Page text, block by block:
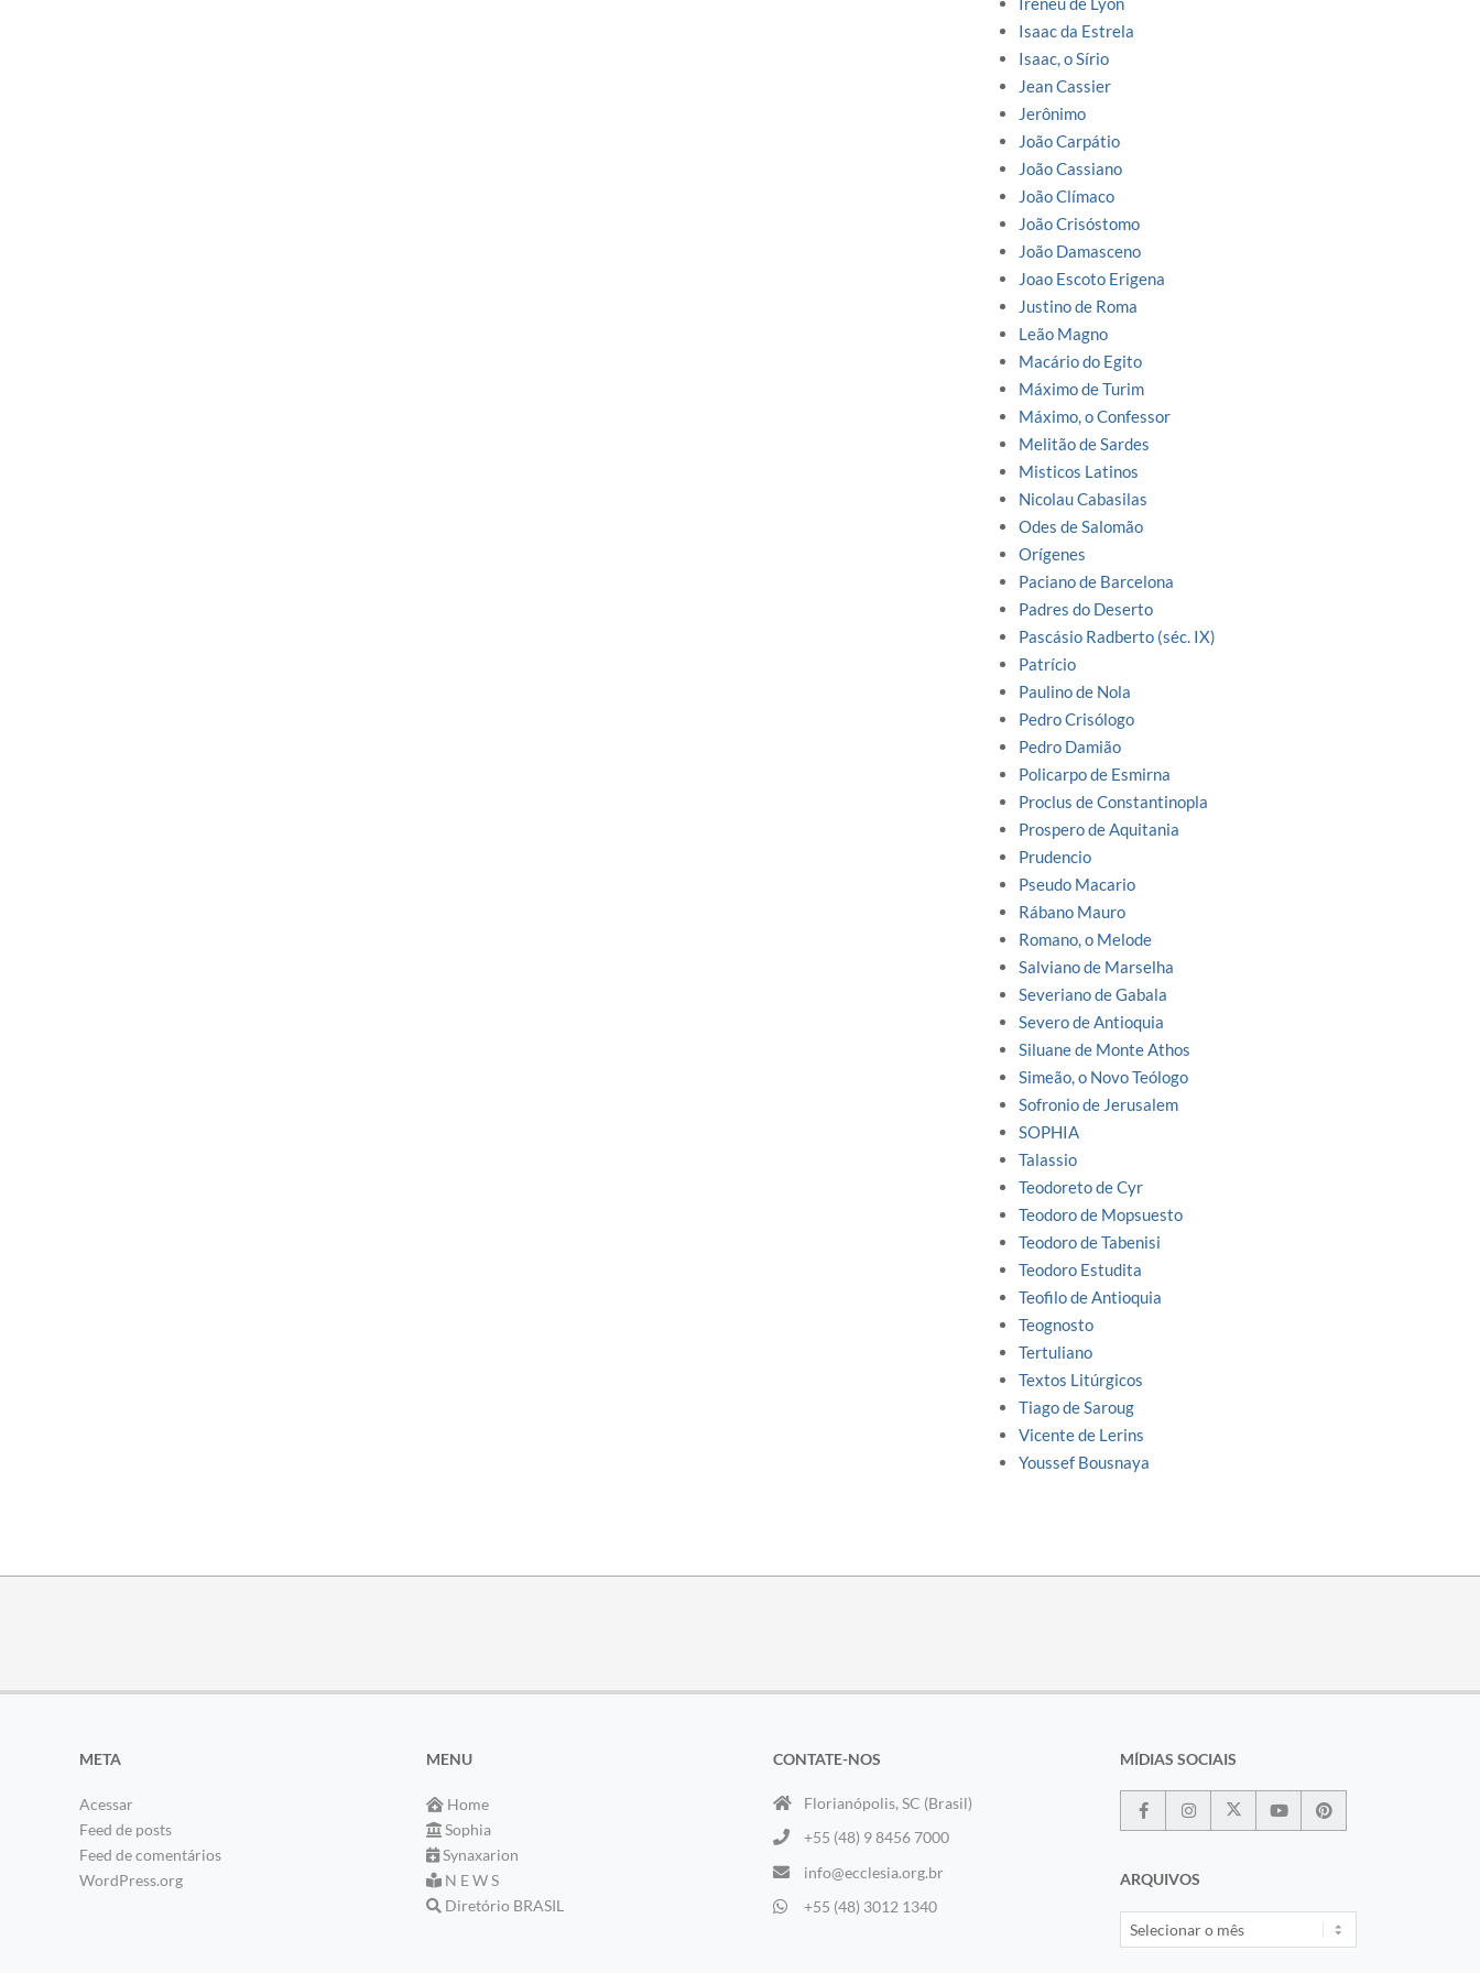
Isaac da Estrela
Isaac, o Sírio
Jean Cassier
Jerônimo
João Carpátio
João Cassiano
João Clímaco
João Crisóstomo
João Damasceno
Joao Escoto Erigena
Justino de Roma
Leão Magno
Macário do Egito
Máximo de Turim
Máximo, o Confessor
Melitão de Sardes
Misticos Latinos
Nicolau Cabasilas
Odes de Salomão
Orígenes
Paciano de Barcelona
Padres do Deserto
Pascásio Radberto (séc. IX)
Patrício
Paulino de Nola
Pedro Crisólogo
Pedro Damião
Policarpo de Esmirna
Proclus de Constantinopla
Prospero de Aquitania
Prudencio
Pseudo Macario
Rábano Mauro
Romano, o Melode
Salviano de Marselha
Severiano de Gabala
Severo de Antioquia
Siluane de Monte Athos
Simeão, o Novo Teólogo
Sofronio de Jerusalem
SOPHIA
Talassio
Teodoreto de Cyr
Teodoro de Mopsuesto
Teodoro de Tabenisi
Teodoro Estudita
Teofilo de Antioquia
Teognosto
Tertuliano
Textos Litúrgicos
Tiago de Saroug
Vicente de Lerins
Youssef Bousnaya
META
Acessar
Feed de posts
Feed de comentários
WordPress.org
MENU
Home
Sophia
Synaxarion
N E W S
Diretório BRASIL
CONTATE-NOS
Florianópolis, SC (Brasil)
+55 (48) 9 8456 7000
info@ecclesia.org.br
+55 (48) 3012 1340
MÍDIAS SOCIAIS
ARQUIVOS